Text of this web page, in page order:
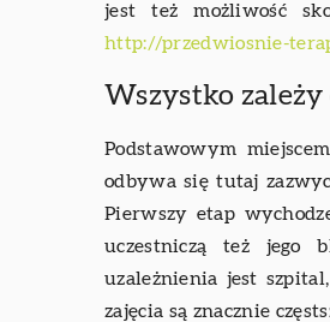
jest też możliwość
http://przedwiosnie-
Wszystko
Podstawowym
odbywa się tutaj
Pierwszy etap
uczestniczą też jego
uzależnienia jest
zajęcia są znacznie